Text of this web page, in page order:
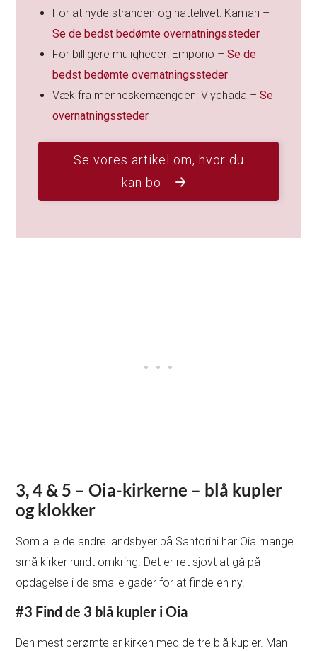
For at nyde stranden og nattelivet: Kamari –
Se de bedst bedømte overnatningssteder
For billigere muligheder: Emporio –Se de
bedst bedømte overnatningssteder
Væk fra menneskemængden: Vlychada –Se
overnatningssteder
Se vores artikel om, hvor du
kan bo
3, 4 & 5 – Oia-kirkerne – blå kupler
og klokker
Som alle de andre landsbyer på Santorini har Oia mange
små kirker rundt omkring. Det er ret sjovt at gå på
opdagelse i de smalle gader for at finde en ny.
#3 Find de 3 blå kupler i Oia
Den mest berømte er kirken med de tre blå kupler. Man